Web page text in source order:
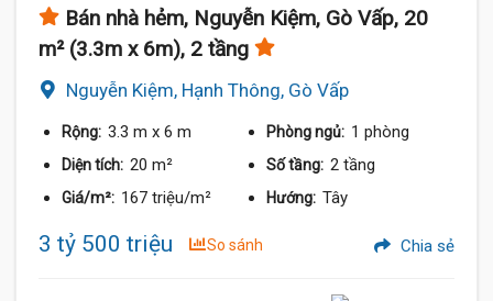
Bán nhà hẻm, Nguyễn Kiệm, Gò Vấp, 20
m² (3.3m x 6m), 2 tầng
Nguyễn Kiệm, Hạnh Thông, Gò Vấp
Rộng: 3.3 m x 6 m Phòng ngủ: 1 phòng
Diện tích: 20 m² Số tầng: 2 tầng
Giá/m²: 167 triệu/m² Hướng: Tây
3 tỷ 500 triệu So sánh Chia sẻ